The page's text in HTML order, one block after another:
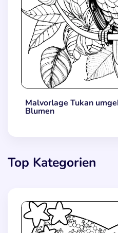
Malvorlage Tukan
Blumen
Top Kategorien